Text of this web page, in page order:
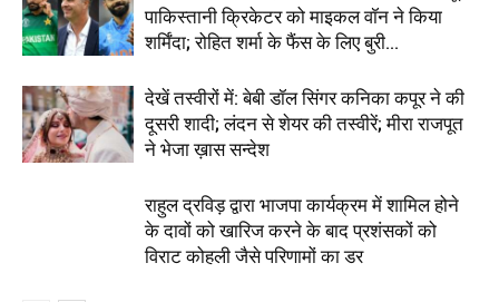
पाकिस्तानी क्रिकेटर को माइकल वॉन ने किया
शर्मिंदा; रोहित शर्मा के फैंस के लिए बुरी...
देखें तस्वीरों में: बेबी डॉल सिंगर कनिका कपूर ने की
दूसरी शादी; लंदन से शेयर की तस्वीरें; मीरा राजपूत
ने भेजा ख़ास सन्देश
राहुल द्रविड़ द्वारा भाजपा कार्यक्रम में शामिल होने
के दावों को खारिज करने के बाद प्रशंसकों को
विराट कोहली जैसे परिणामों का डर